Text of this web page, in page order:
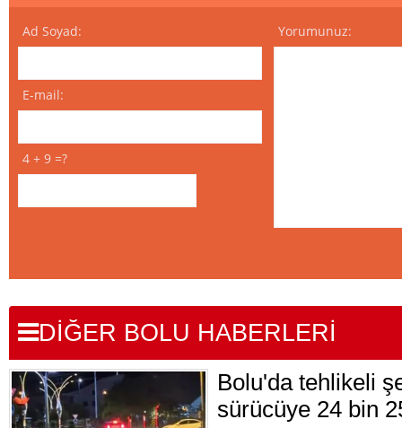
Ad Soyad:
E-mail:
4 + 9 =?
Yorumunuz:
DİĞER BOLU HABERLERİ
Bolu'da tehlikeli
sürücüye 24 bin